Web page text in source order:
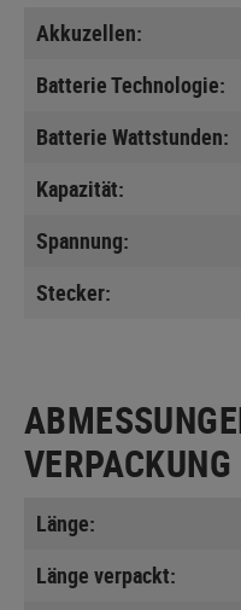
Akkuzellen:
Batterie Technologie:
Batterie Wattstunden:
Kapazität:
Spannung:
Stecker:
VERPACKUNG
Länge:
Länge verpackt: